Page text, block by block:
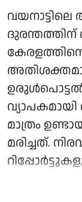
ദുരന്തത്തിന്
മാത്രം
മരിച്ചത്.